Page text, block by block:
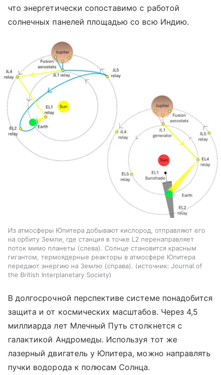
что энергетически сопоставимо с работой
солнечных панелей площадью со всю Индию.
Из атмосферы Юпитера добывают кислород, отправляют его
на орбиту Земли, где станция в точке L2 перенаправляет
поток мимо планеты (слева). Солнце становится красным
гигантом, термоядерные реакторы в атмосфере Юпитера
передают энергию на Землю (справа).
источник: Journal of
the British Interplanetary Society
В долгосрочной перспективе системе понадобится
защита и от космических масштабов. Через 4,5
миллиарда лет Млечный Путь столкнется с
галактикой Андромеды. Используя тот же
лазерный двигатель у Юпитера, можно направлять
пучки водорода к полюсам Солнца.